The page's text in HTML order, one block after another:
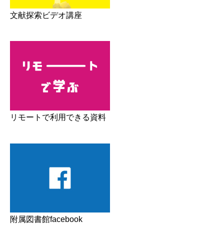
文献探索ビデオ講座
リモートで利用できる資料
附属図書館facebook